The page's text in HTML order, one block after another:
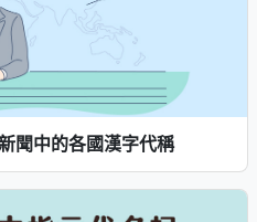
聞中的各國漢字代稱